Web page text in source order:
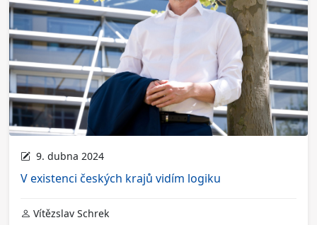
9. dubna 2024
V existenci českých krajů vidím logiku
Vítězslav Schrek